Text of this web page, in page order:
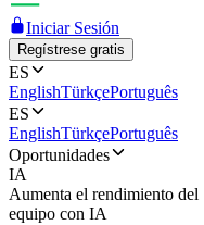
Iniciar Sesión
Regístrese gratis
ES
EnglishTürkçePortuguês
ES
EnglishTürkçePortuguês
Oportunidades
IA
Aumenta el rendimiento del
equipo con IA